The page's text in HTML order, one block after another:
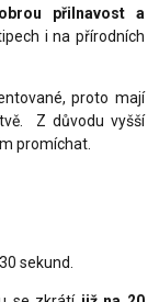
přilnavost a
i na přírodních
proto mají
Z důvodu vyšší
promíchat.
sekund.